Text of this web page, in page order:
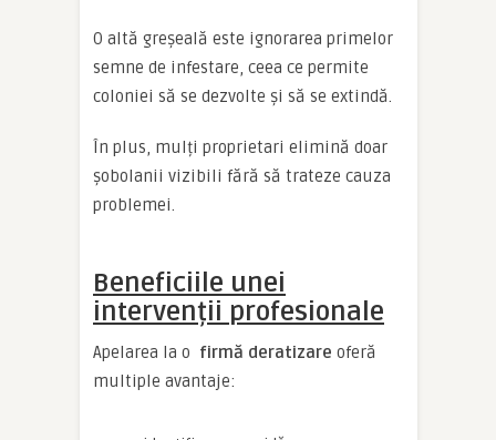
O altă greșeală este ignorarea primelor
semne de infestare, ceea ce permite
coloniei să se dezvolte și să se extindă.
În plus, mulți proprietari elimină doar
șobolanii vizibili fără să trateze cauza
problemei.
Beneficiile unei
intervenții profesionale
Apelarea la o firmă deratizare oferă
multiple avantaje: